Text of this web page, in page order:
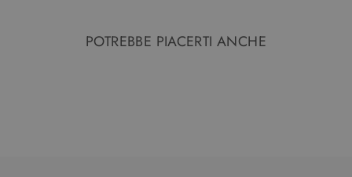
POTREBBE PIACERTI ANCHE